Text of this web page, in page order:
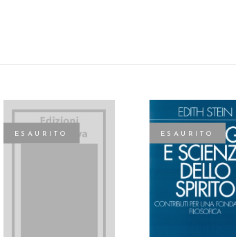
ESAURITO ESAURITO
LEGGI TUTTO